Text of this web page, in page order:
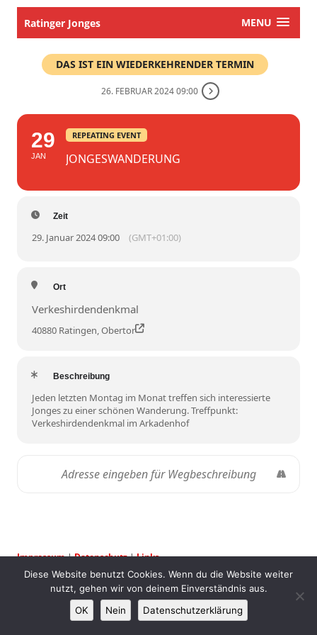
Ratinger Jonges MENU
DAS IST EIN WIEDERKEHRENDER TERMIN
26. FEBRUAR 2024 09:00
29
JAN
REPEATING EVENT
JONGESWANDERUNG
Zeit
29. Januar 2024 09:00 (GMT+01:00)
Ort
Verkeshirdendenkmal
40880 Ratingen, Obertor
Beschreibung
Jeden letzten Montag im Monat treffen sich interessierte
Jonges zu einer schönen Wanderung. Treffpunkt:
Verkeshirdendenkmal im Arkadenhof
Impressum|Datenschutz|Links
Diese Website benutzt Cookies. Wenn du die Website weiter
nutzt, gehen wir von deinem Einverständnis aus.
OK
Nein Datenschutzerklärung